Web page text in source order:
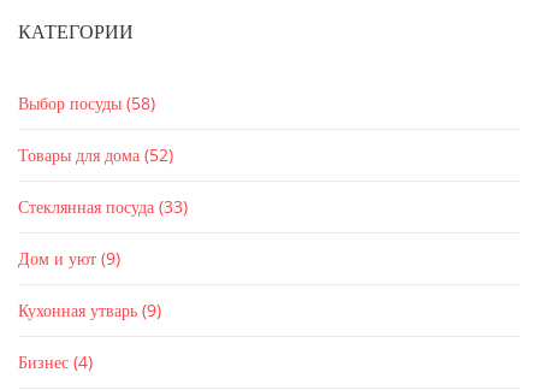
КАТЕГОРИИ
Выбор посуды (58)
Товары для дома (52)
Стеклянная посуда (33)
Дом и уют (9)
Кухонная утварь (9)
Бизнес (4)